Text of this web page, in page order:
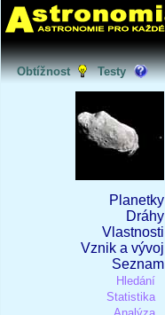
Obtížnost Testy
Planetky
Dráhy
Vlastnosti
Vznik a vývoj
Seznam
Hledání
Statistika